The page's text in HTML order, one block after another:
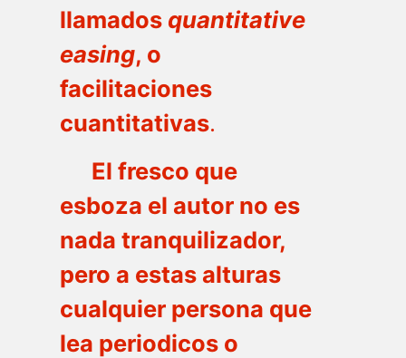
llamados quantitative
easing, o
facilitaciones
cuantitativas.
El fresco que
esboza el autor no es
nada tranquilizador,
pero a estas alturas
cualquier persona que
lea periodicos o